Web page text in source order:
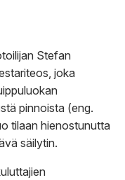
Stefan
joka
pinnoista (eng.
tilaan hienostunutta
säilytin.